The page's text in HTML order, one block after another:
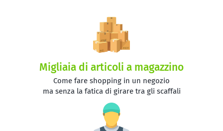
Migliaia di articoli a magazzino
Come fare shopping in un negozio
ma senza la fatica di girare tra gli scaffali